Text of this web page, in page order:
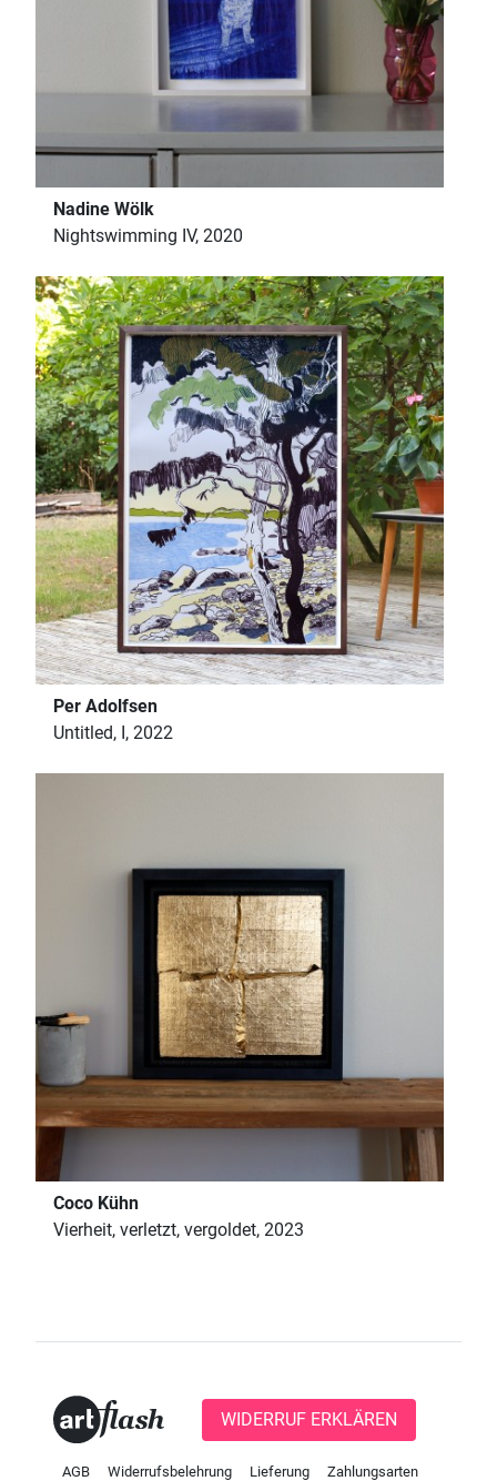
Nadine Wölk
Nightswimming IV, 2020
Per Adolfsen
Untitled, I, 2022
Coco Kühn
Vierheit, verletzt, vergoldet, 2023
WIDERRUF ERKLÄREN
AGB Widerrufsbelehrung Lieferung Zahlungsarten